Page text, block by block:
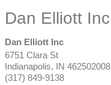
Dan Elliott Inc
Dan Elliott Inc
6751 Clara St
Indianapolis, IN 462502008
(317) 849-9138